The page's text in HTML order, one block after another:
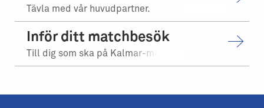
Tävla med vår huvudpartner.
Inför ditt matchbesök
Till dig som ska på Kalmar-matchen.